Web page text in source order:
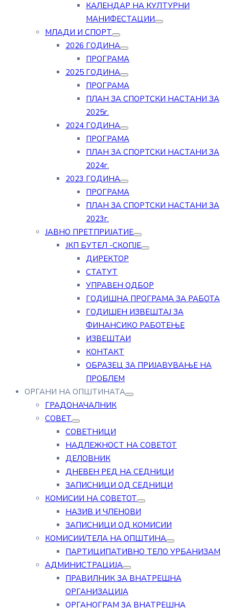
КАЛЕНДАР НА КУЛТУРНИ
МАНИФЕСТАЦИИ
МЛАДИ И СПОРТ
2026 ГОДИНА
ПРОГРАМА
2025 ГОДИНА
ПРОГРАМА
ПЛАН ЗА СПОРТСКИ НАСТАНИ ЗА
2025г.
2024 ГОДИНА
ПРОГРАМА
ПЛАН ЗА СПОРТСКИ НАСТАНИ ЗА
2024г.
2023 ГОДИНА
ПРОГРАМА
ПЛАН ЗА СПОРТСКИ НАСТАНИ ЗА
2023г.
ЈАВНО ПРЕТПРИЈАТИЕ
ЈКП БУТЕЛ -СКОПЈЕ
ДИРЕКТОР
СТАТУТ
УПРАВЕН ОДБОР
ГОДИШНА ПРОГРАМА ЗА РАБОТА
ГОДИШЕН ИЗВЕШТАЈ ЗА
ФИНАНСИКО РАБОТЕЊЕ
ИЗВЕШТАИ
КОНТАКТ
ОБРАЗЕЦ ЗА ПРИЈАВУВАЊЕ НА
ПРОБЛЕМ
ОРГАНИ НА ОПШТИНАТА
ГРАДОНАЧАЛНИК
СОВЕТ
СОВЕТНИЦИ
НАДЛЕЖНОСТ НА СОВЕТОТ
ДЕЛОВНИК
ДНЕВЕН РЕД НА СЕДНИЦИ
ЗАПИСНИЦИ ОД СЕДНИЦИ
КОМИСИИ НА СОВЕТОТ
НАЗИВ И ЧЛЕНОВИ
ЗАПИСНИЦИ ОД КОМИСИИ
КОМИСИИ/ТЕЛА НА ОПШТИНА
ПАРТИЦИПАТИВНО ТЕЛО УРБАНИЗАМ
АДМИНИСТРАЦИЈА
ПРАВИЛНИК ЗА ВНАТРЕШНА
ОРГАНИЗАЦИЈА
ОРГАНОГРАМ ЗА ВНАТРЕШНА